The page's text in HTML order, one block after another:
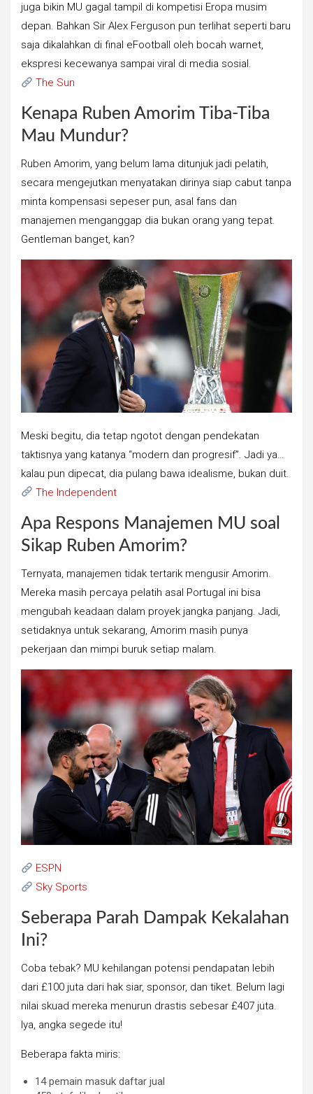
juga bikin MU gagal tampil di kompetisi Eropa musim
depan. Bahkan Sir Alex Ferguson pun terlihat seperti baru
saja dikalahkan di final eFootball oleh bocah warnet,
ekspresi kecewanya sampai viral di media sosial.
The Sun
Kenapa Ruben Amorim Tiba-Tiba
Mau Mundur?
Ruben Amorim, yang belum lama ditunjuk jadi pelatih,
secara mengejutkan menyatakan dirinya siap cabut tanpa
minta kompensasi sepeser pun, asal fans dan
manajemen menganggap dia bukan orang yang tepat.
Gentleman banget, kan?
Meski begitu, dia tetap ngotot dengan pendekatan
taktisnya yang katanya “modern dan progresif”. Jadi ya…
kalau pun dipecat, dia pulang bawa idealisme, bukan duit.
The Independent
Apa Respons Manajemen MU soal
Sikap Ruben Amorim?
Ternyata, manajemen tidak tertarik mengusir Amorim.
Mereka masih percaya pelatih asal Portugal ini bisa
mengubah keadaan dalam proyek jangka panjang. Jadi,
setidaknya untuk sekarang, Amorim masih punya
pekerjaan dan mimpi buruk setiap malam.
ESPN
Sky Sports
Seberapa Parah Dampak Kekalahan
Ini?
Coba tebak? MU kehilangan potensi pendapatan lebih
dari £100 juta dari hak siar, sponsor, dan tiket. Belum lagi
nilai skuad mereka menurun drastis sebesar £407 juta.
Iya, angka segede itu!
Beberapa fakta miris:
14 pemain masuk daftar jual